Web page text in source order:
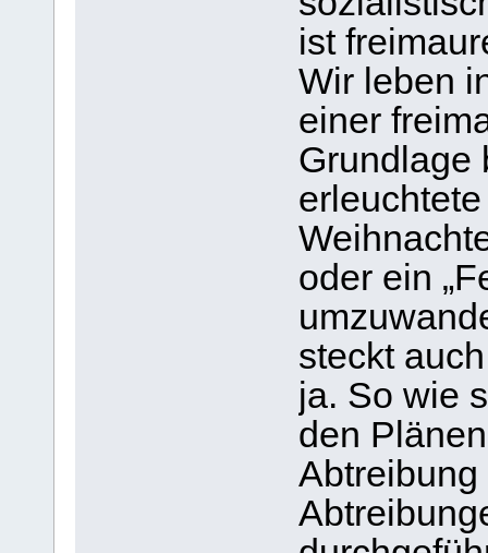
ist
Wir leben
einer
Grundlage
oder ein
steckt
ja. So wie
den